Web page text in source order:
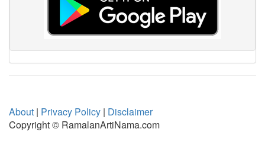
About | Privacy Policy | Disclaimer
Copyright © RamalanArtiNama.com